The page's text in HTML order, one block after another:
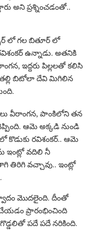
అని ప్రశ్నించడంతో..
లో గల బితూర్ లో
ఉన్నాడు. అతనికి
ఇద్దరు పిల్లలతో కలిసి
బిటోలా దేవి మిగిలిన
వీరాంగన, పాంకిలోని తన
ఆమె అక్కడి నుండి
రవిశంకర్.. ఆమె
ఇంట్లో వదిలి నీ
తిరిగి వచ్చావు.. ఇంట్లో
మొదలైంది. దీంతో
ప్రారంభించింది
పదే పదే నరికింది.